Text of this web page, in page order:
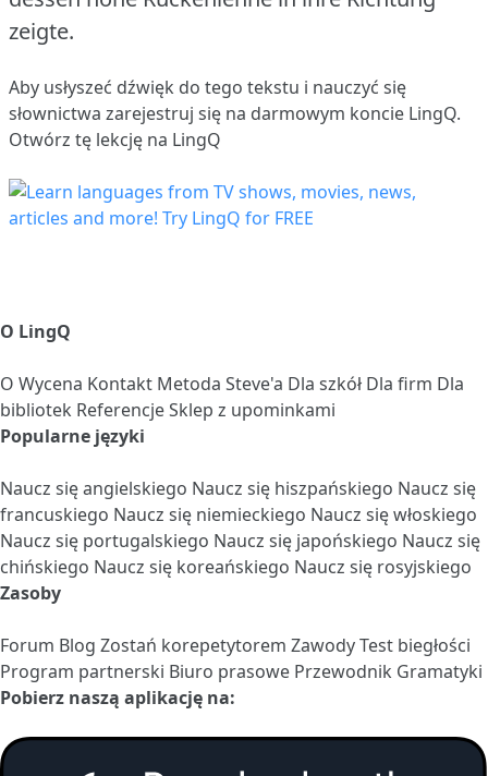
zeigte.
Aby usłyszeć dźwięk do tego tekstu i nauczyć się
słownictwa zarejestruj się na darmowym koncie LingQ.
Otwórz tę lekcję na LingQ
O LingQ
O Wycena Kontakt Metoda Steve'a Dla szkół Dla firm Dla
bibliotek ReferencjeSklep z upominkami
Popularne języki
Naucz się angielskiego Naucz się hiszpańskiego Naucz się
francuskiego Naucz się niemieckiego Naucz się włoskiego
Naucz się portugalskiego Naucz się japońskiego Naucz się
chińskiego Naucz się koreańskiego Naucz się rosyjskiego
Zasoby
Forum Blog Zostań korepetytorem ZawodyTest biegłości
Program partnerski Biuro prasowe Przewodnik Gramatyki
Pobierz naszą aplikację na: